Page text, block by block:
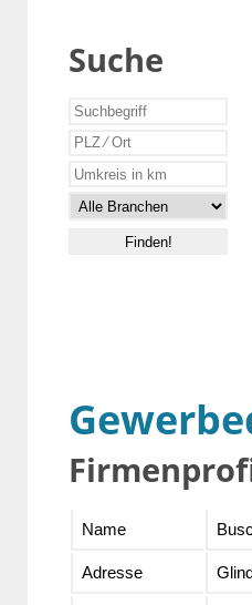
Suche
Name
Adresse